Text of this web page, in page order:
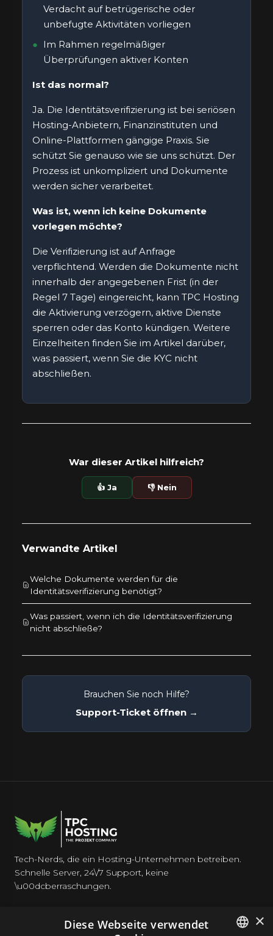
Verdacht auf betrügerische oder
unbefugte Aktivitäten vorliegen
Im Rahmen regelmäßiger
Überprüfungen aktiver Konten
Ist das normal?
Ja. Die Identitätsverifizierung ist bei seriösen
Hosting-Anbietern, Finanzinstituten und
Online-Plattformen gängige Praxis. Sie
schützt Sie genauso wie sie uns schützt. Der
Prozess ist unkompliziert und Dokumente
werden sicher verarbeitet.
Was ist, wenn ich keine Dokumente
vorlegen möchte?
Die Verifizierung ist auf Anfrage
verpflichtend. Werden die Dokumente nicht
innerhalb der angegebenen Frist (in der
Regel 7 Tage) eingereicht, kann TPC Hosting
die Aktivierung verzögern, aktive Dienste
sperren oder das Konto kündigen. Weitere
Einzelheiten finden Sie im Artikel darüber,
was passiert, wenn Sie die KYC nicht
abschließen.
War dieser Artikel hilfreich?
👍 Ja 👎 Nein
Verwandte Artikel
Welche Dokumente werden für die
Identitätsverifizierung benötigt?
Was passiert, wenn ich die Identitätsverifizierung
nicht abschließe?
Brauchen Sie noch Hilfe?
Support-Ticket öffnen →
Tech-Nerds, die ein Hosting-Unternehmen betreiben.
Schnelle Server, 24\/7 Support, keine
\u00dcberraschungen.
×
Diese Webseite verwendet